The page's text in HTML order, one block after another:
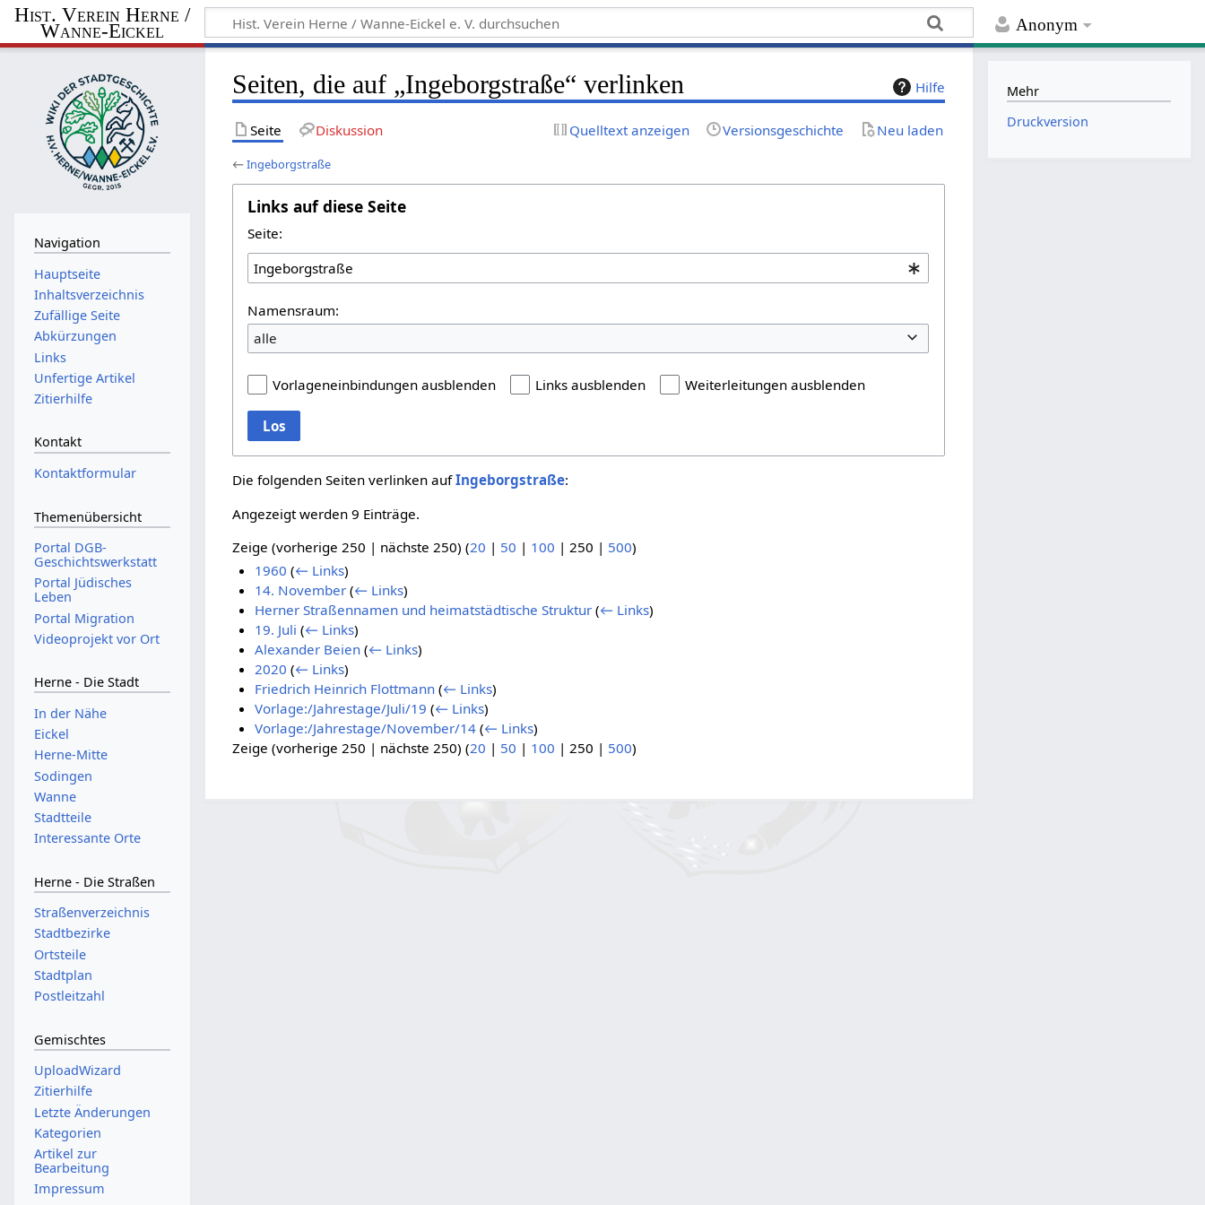
Anonym
Hist. Verein Herne /
Wanne-Eickel
Hilfe
Seiten, die auf „Ingeborgstraße“ verlinken
Seite Diskussion Quelltext anzeigen Versionsgeschichte Neu laden
←Ingeborgstraße
Links auf diese Seite
Seite:
Namensraum:
alle
Vorlageneinbindungen ausblenden Links ausblenden Weiterleitungen ausblenden
Los
Die folgenden Seiten verlinken aufIngeborgstraße:
Angezeigt werden 9 Einträge.
Zeige (vorherige 250 | nächste 250) (20 | 50 | 100 | 250 | 500)
1960 (← Links)
14. November (← Links)
Herner Straßennamen und heimatstädtische Struktur (← Links)
19. Juli (← Links)
Alexander Beien (← Links)
2020 (← Links)
Friedrich Heinrich Flottmann (← Links)
Vorlage:/Jahrestage/Juli/19 (← Links)
Vorlage:/Jahrestage/November/14 (← Links)
Zeige (vorherige 250 | nächste 250) (20 | 50 | 100 |250 | 500)
Navigation
Hauptseite
Inhaltsverzeichnis
Zufällige Seite
Abkürzungen
Links
Unfertige Artikel
Zitierhilfe
Kontakt
Kontaktformular
Themenübersicht
Portal DGB-
Geschichtswerkstatt
Portal Jüdisches
Leben
Portal Migration
Videoprojekt vor Ort
Herne - Die Stadt
In der Nähe
Eickel
Herne-Mitte
Sodingen
Wanne
Stadtteile
Interessante Orte
Herne - Die Straßen
Straßenverzeichnis
Stadtbezirke
Ortsteile
Stadtplan
Postleitzahl
Gemischtes
UploadWizard
Zitierhilfe
Letzte Änderungen
Kategorien
Artikel zur
Bearbeitung
Impressum
Mehr
Druckversion